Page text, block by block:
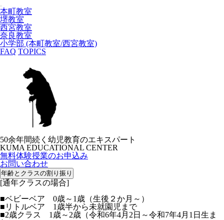
本町教室
堺教室
西宮教室
奈良教室
小学部 (本町教室/西宮教室)
FAQ TOPICS
50余年間続く幼児教育のエキスパート
KUMA EDUCATIONAL CENTER
無料体験授業のお申込み
お問い合わせ
年齢とクラスの割り振り
[通年クラスの場合]
■ベビーベア 0歳～1歳（生後２か月～）
■リトルベア 1歳半から未就園児まで
■2歳クラス 1歳～2歳（令和6年4月2日～令和7年4月1日生ま